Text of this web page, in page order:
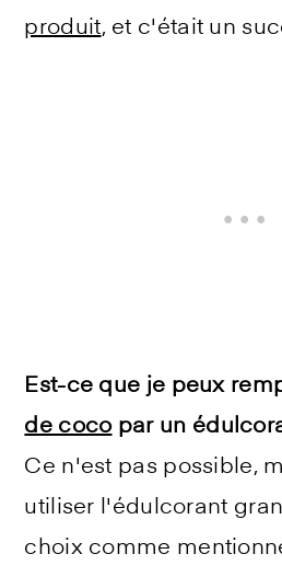
produit, et c'était un
Est-ce que je peux
de cocopar un
Ce n'est pas possible,
utiliser l'édulcorant
choix comme